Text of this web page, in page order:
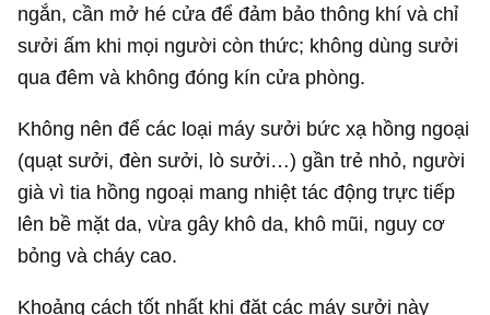
ngắn, cần mở hé cửa để đảm bảo thông khí và chỉ
sưởi ấm khi mọi người còn thức; không dùng sưởi
qua đêm và không đóng kín cửa phòng.
Không nên để các loại máy sưởi bức xạ hồng ngoại
(quạt sưởi, đèn sưởi, lò sưởi…) gần trẻ nhỏ, người
già vì tia hồng ngoại mang nhiệt tác động trực tiếp
lên bề mặt da, vừa gây khô da, khô mũi, nguy cơ
bỏng và cháy cao.
Khoảng cách tốt nhất khi đặt các máy sưởi này